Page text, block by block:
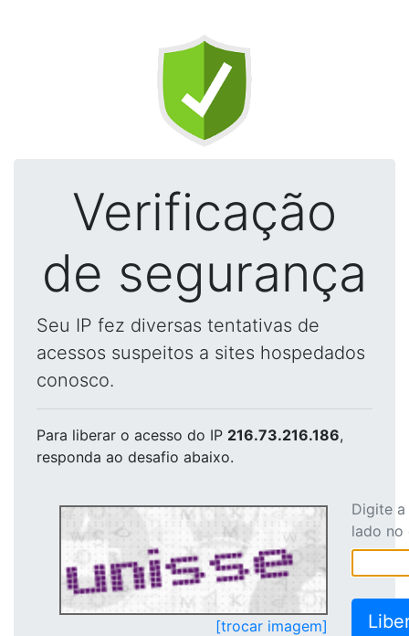
Verificação
de segurança
Seu IP fez diversas tentativas de
acessos suspeitos a sites hospedados
conosco.
Para liberar o acesso do IP 216.73.216.186,
responda ao desafio abaixo.
[trocar imagem]
Digite
lado no